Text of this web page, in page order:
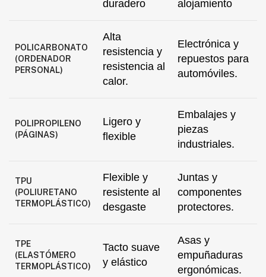
duradero alojamiento
POLICARBONATO
(ORDENADOR
PERSONAL)
Alta
resistencia y
resistencia al
calor.
Electrónica y
repuestos para
automóviles.
POLIPROPILENO
(PÁGINAS)
Ligero y
flexible
Embalajes y
piezas
industriales.
TPU
(POLIURETANO
TERMOPLÁSTICO)
Flexible y
resistente al
desgaste
Juntas y
componentes
protectores.
TPE
(ELASTÓMERO
TERMOPLÁSTICO)
Tacto suave
y elástico
Asas y
empuñaduras
ergonómicas.